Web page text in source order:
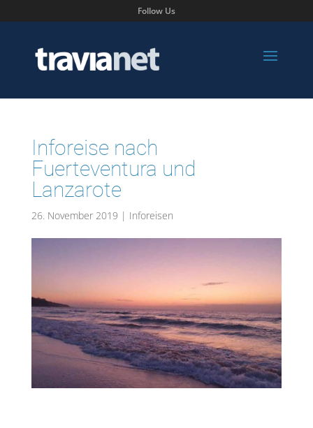
Follow Us
Inforeise nach
Fuerteventura und
Lanzarote
26. November 2019 | Inforeisen